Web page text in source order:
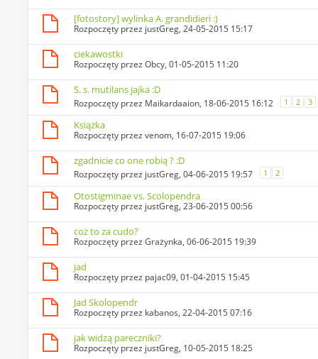
[fotostory] wylinka A. grandidieri :)
Rozpoczęty przez justGreg, 24-05-2015 15:17
ciekawostki
Rozpoczęty przezObcy, 01-05-2015 11:20
S. s. mutilans jajka :D
Rozpoczęty przez Maikardaaion, 18-06-2015 16:12 1 2 3
Książka
Rozpoczęty przezvenom, 16-07-2015 19:06
zgadnicie co one robią ? :D
Rozpoczęty przez justGreg, 04-06-2015 19:57 1 2
Otostigminae vs. Scolopendra
Rozpoczęty przez justGreg, 23-06-2015 00:56
coż to za cudo?
Rozpoczęty przezGrażynka, 06-06-2015 19:39
jad
Rozpoczęty przez pajac09, 01-04-2015 15:45
Jad Skolopendr
Rozpoczęty przez kabanos, 22-04-2015 07:16
jak widzą pareczniki?
Rozpoczęty przez justGreg, 10-05-2015 18:25